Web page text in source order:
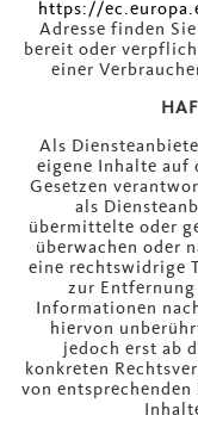
https://
Adresse finden
bereit oder
einer
Als
eigene Inhalte auf
Gesetzen
als
übermittelte oder
überwachen oder
eine rechtswidrige
zur
Informationen
hiervon
jedoch erst ab
konkreten
von